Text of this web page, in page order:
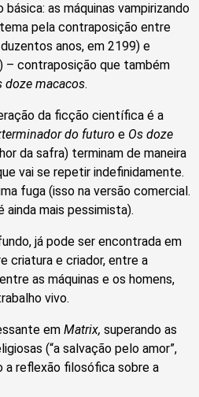
as máquinas vampirizando
pela contraposição entre
anos, em 2199) e
– contraposição que também
doze macacos.
da ficção científica é a
do futuro e Os doze
da safra) terminam de maneira
vai se repetir indefinidamente.
fuga (isso na versão comercial.
ainda mais pessimista).
já pode ser encontrada em
criatura e criador, entre a
as máquinas e os homens,
vivo.
em Matrix, superando as
(“a salvação pelo amor”,
a reflexão filosófica sobre a